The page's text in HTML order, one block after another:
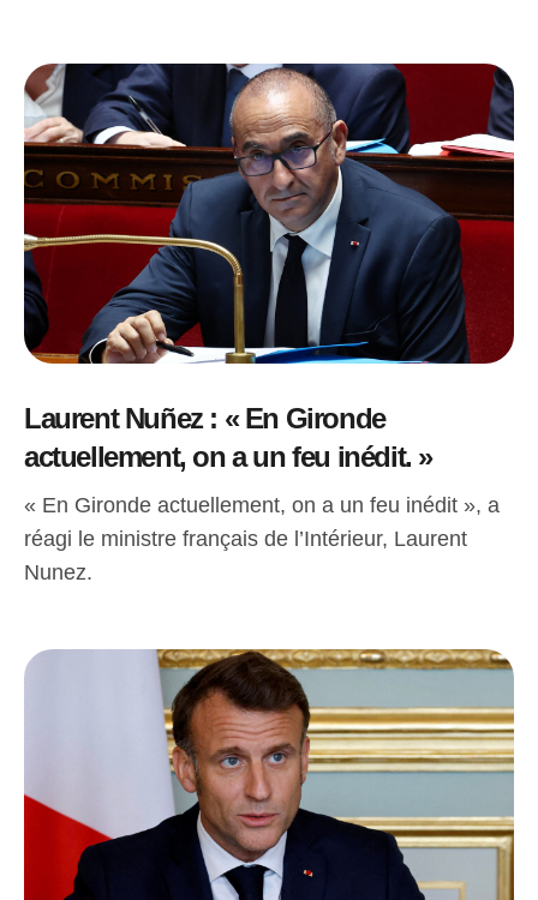
Laurent Nuñez : « En Gironde
actuellement, on a un feu inédit. »
« En Gironde actuellement, on a un feu inédit », a
réagi le ministre français de l’Intérieur, Laurent
Nunez.